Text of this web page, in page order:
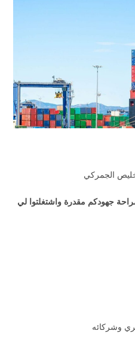
الجمركي
جهودكم مقدرة واشتغلتوا لي
وشركائه